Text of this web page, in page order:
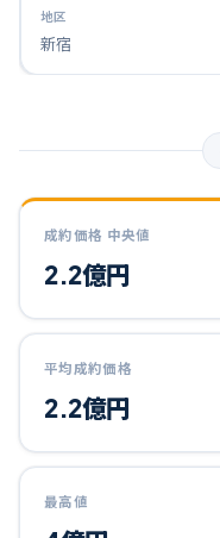
新宿
成約価格 中央値
2.2億円
平均成約価格
2.2億円
最高値